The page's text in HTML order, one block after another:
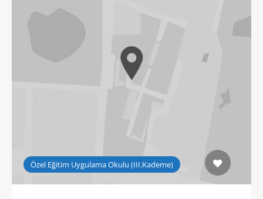
Özel Eğitim Uygulama Okulu (III.Kademe)